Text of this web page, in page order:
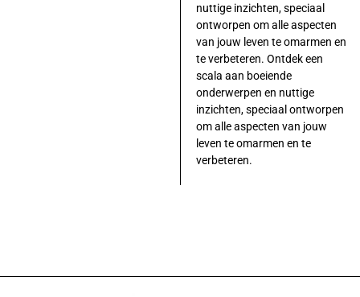
nuttige inzichten, speciaal
ontworpen om alle aspecten
van jouw leven te omarmen en
te verbeteren. Ontdek een
scala aan boeiende
onderwerpen en nuttige
inzichten, speciaal ontworpen
om alle aspecten van jouw
leven te omarmen en te
verbeteren.